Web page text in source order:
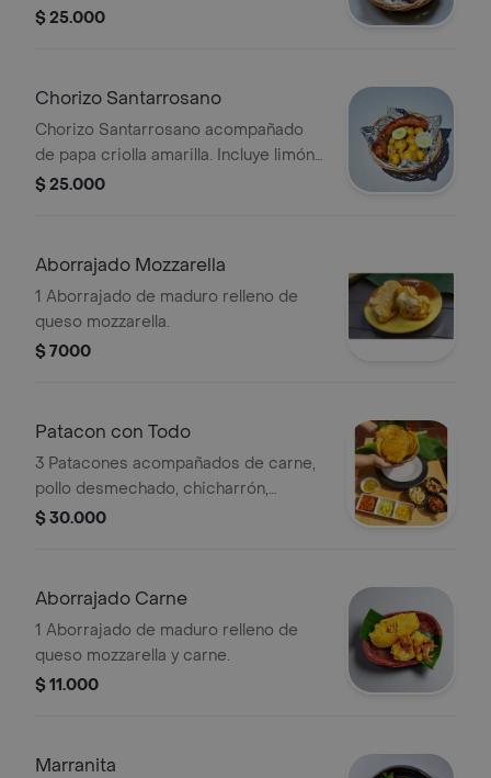
$ 25.000
Chorizo Santarrosano
Chorizo Santarrosano acompañado
de papa criolla amarilla. Incluye limón
y salsa aparte.
$ 25.000
Aborrajado Mozzarella
1 Aborrajado de maduro relleno de
queso mozzarella.
$ 7000
Patacon con Todo
3 Patacones acompañados de carne,
pollo desmechado, chicharrón,
maicitos, guiso y guacamole.
$ 30.000
Aborrajado Carne
1 Aborrajado de maduro relleno de
queso mozzarella y carne.
$ 11.000
Marranita